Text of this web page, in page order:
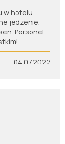
w hotelu.
jedzenie.
Personel
04.07.2022